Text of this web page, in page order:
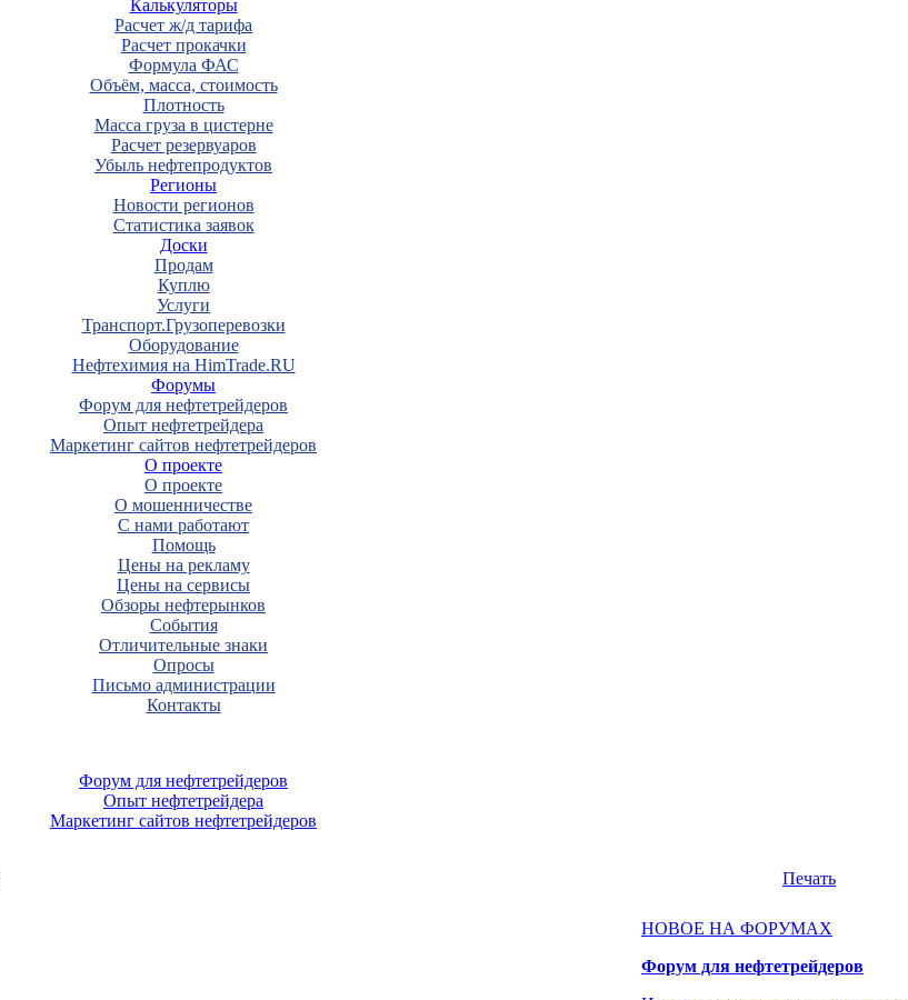
Калькуляторы
Расчет ж/д тарифа
Расчет прокачки
Формула ФАС
Объём, масса, стоимость
Плотность
Масса груза в цистерне
Расчет резервуаров
Убыль нефтепродуктов
Регионы
Новости регионов
Статистика заявок
Доски
Продам
Куплю
Услуги
Транспорт.Грузоперевозки
Оборудование
Нефтехимия на HimTrade.RU
Форумы
Форум для нефтетрейдеров
Опыт нефтетрейдера
Маркетинг сайтов нефтетрейдеров
О проекте
О проекте
О мошенничестве
С нами работают
Помощь
Цены на рекламу
Цены на сервисы
Обзоры нефтерынков
События
Отличительные знаки
Опросы
Письмо администрации
Контакты
Форум для нефтетрейдеров
Опыт нефтетрейдера
Маркетинг сайтов нефтетрейдеров
Печать
НОВОЕ НА ФОРУМАХ
Форум для нефтетрейдеров